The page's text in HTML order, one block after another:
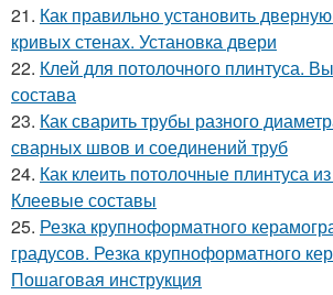
21. Как правильно установить
кривых стенах. Установка двери
22. Клей для потолочного плинтуса.
состава
23. Как сварить трубы разного
сварных швов и соединений труб
24. Как клеить потолочные плинтуса
Клеевые составы
25. Резка крупноформатного
градусов. Резка крупноформатного
Пошаговая инструкция